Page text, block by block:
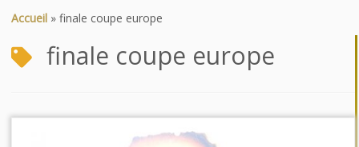
auAccueil » finale coupe europe
finale coupe europe